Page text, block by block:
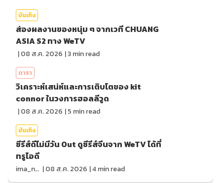
บันเทิง
ส่องผลงานของหนุ่ม ๆ จากเวที CHUANG
ASIA S2 ทาง WeTV
|08 ส.ค. 2026 |3min read
ดารา
วิเคราะห์เสน่ห์และการเติบโตของ kit
connor ในวงการฮอลลีวูด
|08 ส.ค. 2026 |5 min read
บันเทิง
ซีรีส์ดีไม่มีวัน Out ดูซีรีส์จีนจาก WeTV ได้ที่
ทรูไอดี
ima_nan |08 ส.ค. 2026 |4min read